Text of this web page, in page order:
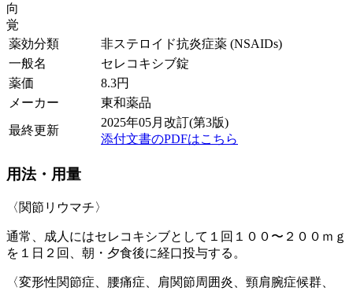
向
覚
薬効分類
非ステロイド抗炎症薬 (NSAIDs)
一般名
セレコキシブ錠
薬価
8.3円
メーカー
東和薬品
最終更新
2025年05月改訂(第3版)
添付文書のPDFはこちら
用法・用量
〈関節リウマチ〉
通常、成人にはセレコキシブとして１回１００〜２００ｍｇ
を１日２回、朝・夕食後に経口投与する。
〈変形性関節症、腰痛症、肩関節周囲炎、頸肩腕症候群、